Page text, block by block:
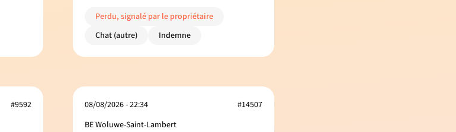
Perdu, signalé par le propriétaire
Chat (autre)
Indemne
#9592
08/08/2026 - 22:34
BE Woluwe-Saint-Lambert
#14507